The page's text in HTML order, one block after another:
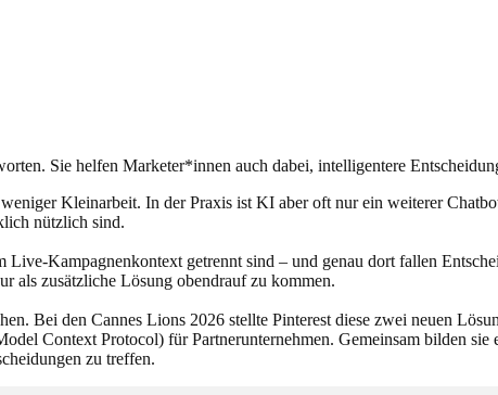
Sie helfen Marketer*innen auch dabei, intelligentere
Kleinarbeit. In der Praxis ist KI aber oft nur ein weiterer
nützlich sind.
Kampagnenkontext getrennt sind – und genau dort fallen
als zusätzliche Lösung obendrauf zu kommen.
Bei den Cannes Lions 2026 stellte Pinterest diese zwei neuen
Context Protocol) für Partnerunternehmen. Gemeinsam bilden
zu treffen.